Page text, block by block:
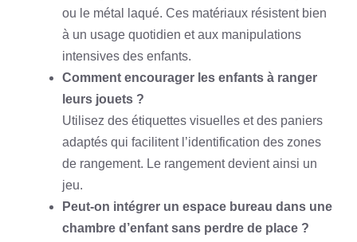
ou le métal laqué. Ces matériaux résistent bien
à un usage quotidien et aux manipulations
intensives des enfants.
Comment encourager les enfants à ranger
leurs jouets ?
Utilisez des étiquettes visuelles et des paniers
adaptés qui facilitent l’identification des zones
de rangement. Le rangement devient ainsi un
jeu.
Peut-on intégrer un espace bureau dans une
chambre d’enfant sans perdre de place ?